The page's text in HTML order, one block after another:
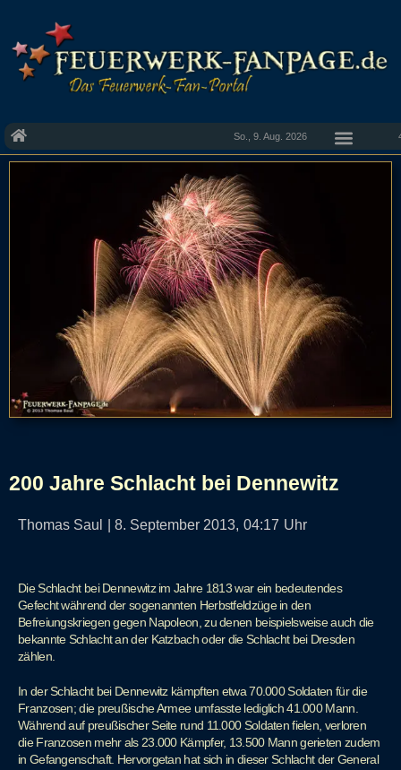
So., 9. Aug. 2026
200 Jahre Schlacht bei Dennewitz
Thomas Saul 8. September 2013, 04:17 Uhr
Die Schlacht bei Dennewitz im Jahre 1813 war ein bedeutendes
Gefecht während der sogenannten Herbstfeldzüge in den
Befreiungskriegen gegen Napoleon, zu denen beispielsweise auch die
bekannte Schlacht an der Katzbach oder die Schlacht bei Dresden
zählen.
In der Schlacht bei Dennewitz kämpften etwa 70.000 Soldaten für die
Franzosen; die preußische Armee umfasste lediglich 41.000 Mann.
Während auf preußischer Seite rund 11.000 Soldaten fielen, verloren
die Franzosen mehr als 23.000 Kämpfer, 13.500 Mann gerieten zudem
in Gefangenschaft. Hervorgetan hat sich in dieser Schlacht der General